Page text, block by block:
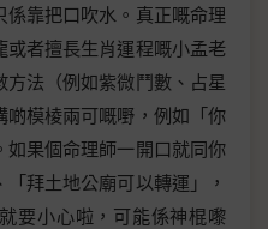
靠把口吹水。真正嘅命理
者擅長生肖運程嘅小孟老
法（例如紫微鬥數、占星
模棱兩可嘅嘢，例如「你
果個命理師一開口就同你
拜土地公廟可以轉運」，
要小心啦，可能係神棍嚟